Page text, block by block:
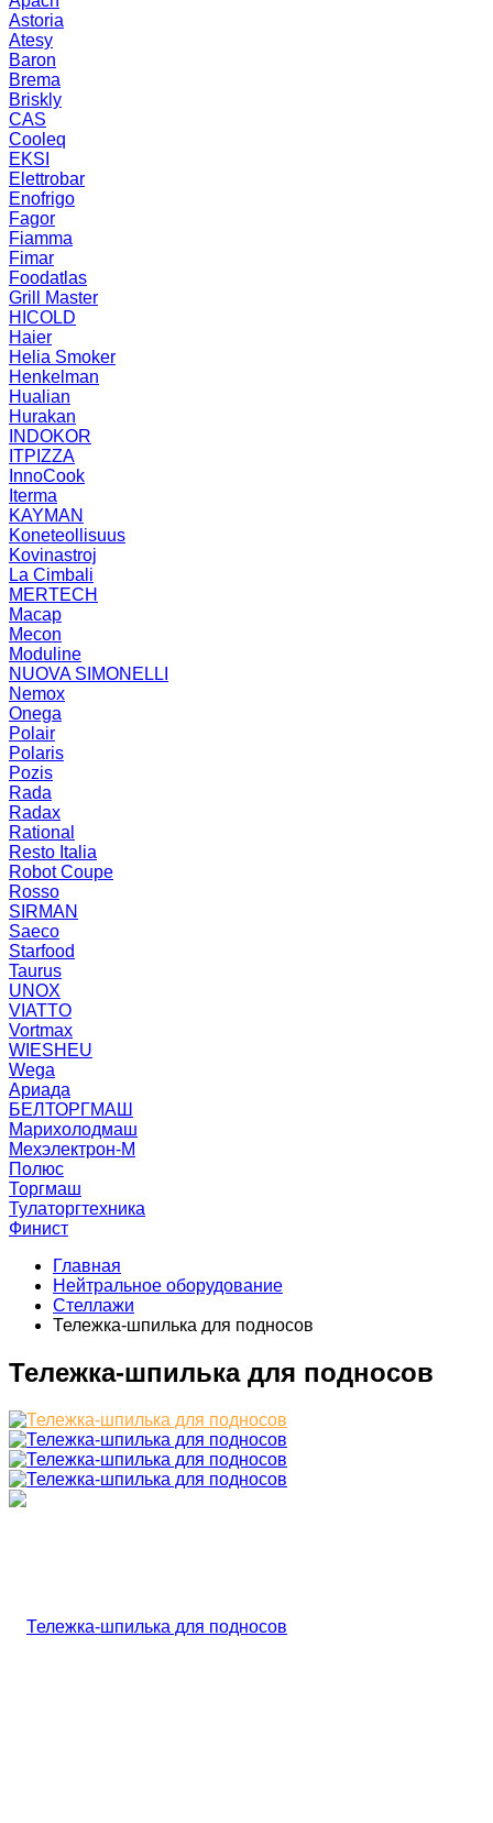
Astoria
Atesy
Baron
Brema
Briskly
CAS
Cooleq
EKSI
Elettrobar
Enofrigo
Fagor
Fiamma
Fimar
Foodatlas
Grill Master
HICOLD
Haier
Helia Smoker
Henkelman
Hualian
Hurakan
INDOKOR
ITPIZZA
InnoCook
Iterma
KAYMAN
Koneteollisuus
Kovinastroj
La Cimbali
MERTECH
Macap
Mecon
Moduline
NUOVA SIMONELLI
Nemox
Onega
Polair
Polaris
Pozis
Rada
Radax
Rational
Resto Italia
Robot Coupe
Rosso
SIRMAN
Saeco
Starfood
Taurus
UNOX
VIATTO
Vortmax
WIESHEU
Wega
Ариада
БЕЛТОРГМАШ
Марихолодмаш
Мехэлектрон-М
Полюс
Торгмаш
Тулаторгтехника
Финист
Главная
Нейтральное оборудование
Стеллажи
Тележка-шпилька для подносов
Тележка-шпилька для подносов